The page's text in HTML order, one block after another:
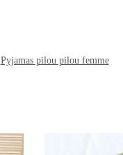
Pyjamas pilou pilou femme